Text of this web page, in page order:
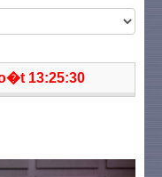
13:25:30